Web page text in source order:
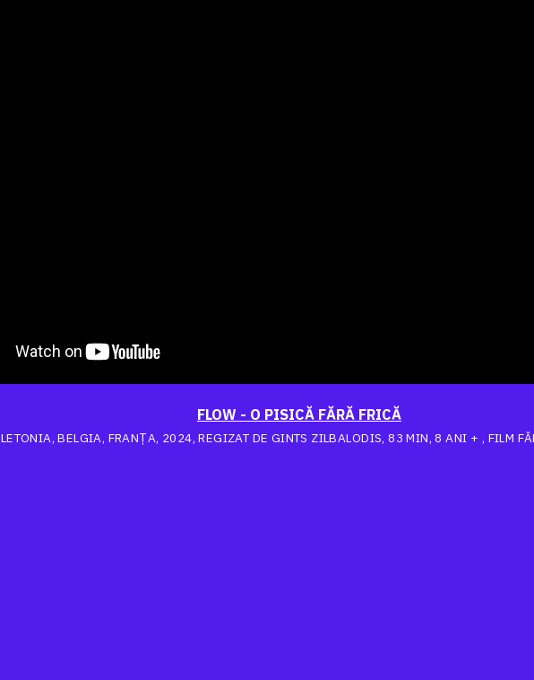
FLOW - O PISICĂ FĂRĂ FRICĂ
LETONIA, BELGIA, FRANȚA, 2024, REGIZAT DE GINTS ZILBALODIS, 83 MIN, 8 ANI + , FILM